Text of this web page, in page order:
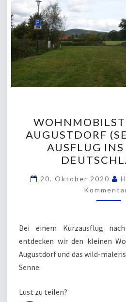
–
EIN
INS
AUGUSTDORF
AUSFLUG
20. Oktober 2020
Bei einem Kurzausflug
entdecken wir den kleinen
Augustdorf und das wild-
Senne.
Lust zu teilen?